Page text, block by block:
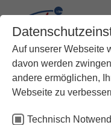
Auf unserer Webseite
davon werden
andere ermöglichen,
Webseite zu
Technisch